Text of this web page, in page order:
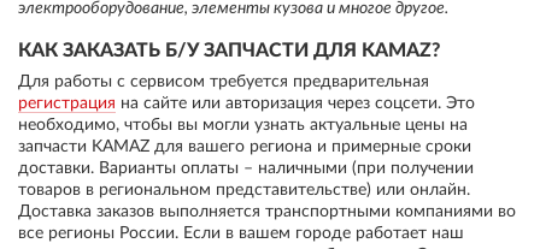
электрооборудование, элементы кузова и многое другое.
КАК ЗАКАЗАТЬ Б/У ЗАПЧАСТИ ДЛЯ KAMAZ?
Для работы с сервисом требуется предварительная
регистрация на сайте или авторизация через соцсети. Это
необходимо, чтобы вы могли узнать актуальные цены на
запчасти KAMAZ для вашего региона и примерные сроки
доставки. Варианты оплаты – наличными (при получении
товаров в региональном представительстве) или онлайн.
Доставка заказов выполняется транспортными компаниями во
все регионы России. Если в вашем городе работает наш